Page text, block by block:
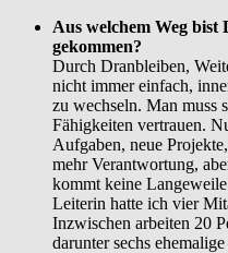
Aus welchem Weg bist
gekommen?
Durch Dranbleiben,
nicht immer einfach,
zu wechseln. Man muss
Fähigkeiten vertrauen.
Aufgaben, neue
mehr Verantwortung,
kommt keine
Leiterin hatte ich vier
Inzwischen arbeiten 20
darunter sechs